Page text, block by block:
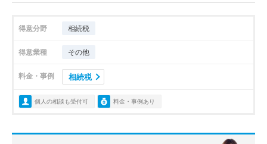
得意分野 相続税
得意業種 その他
料金・事例 相続税
個人の相談も受付可 料金・事例あり